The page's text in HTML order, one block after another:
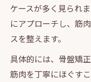
ケースが多く見られ
にアプローチし、筋
スを整えます。
具体的には、骨盤矯
筋肉を丁寧にほぐす